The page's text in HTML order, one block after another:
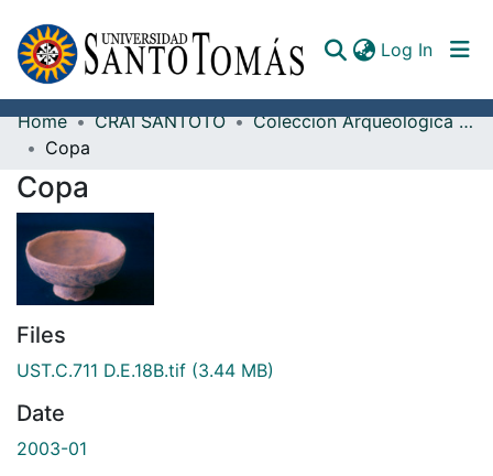
Log In
Communities & Collections
All of DSpace
Documents
Home CRAI SANTOTO
Colección Arqueológica Guane, Fray Alonso Ortiz Galeano, O.P.
Copa
Copa
Files
UST.C.711 D.E.18B.tif (3.44 MB)
Date
2003-01